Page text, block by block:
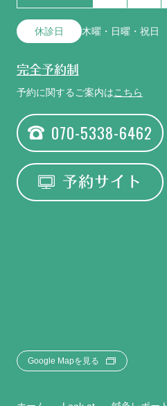
休診日 木曜・日曜・祝日
完全予約制
予約に関するご案内はこちら
070-5338-6462
予約サイト
Google Mapを見る